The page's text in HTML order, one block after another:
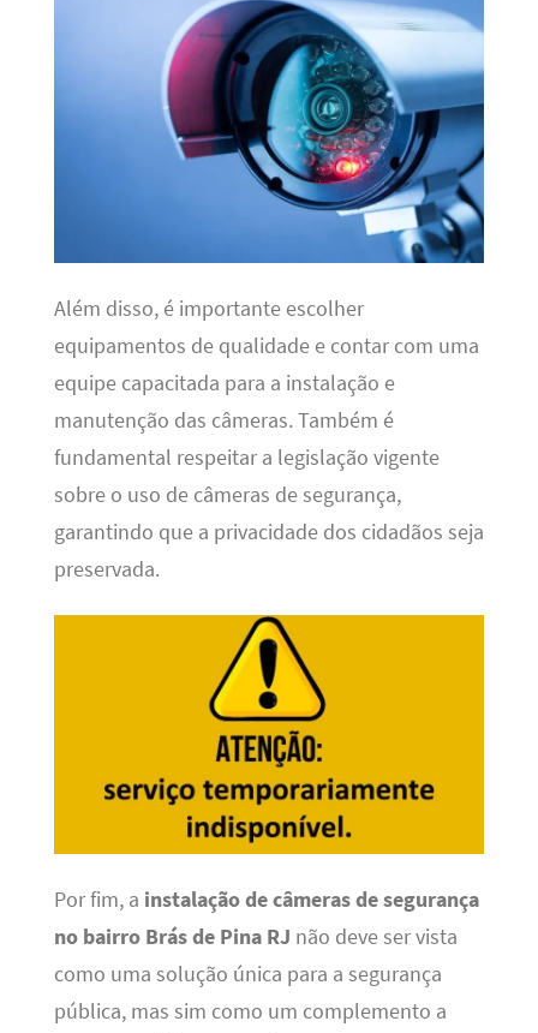
Além disso, é importante escolher
equipamentos de qualidade e contar com uma
equipe capacitada para a instalação e
manutenção das câmeras. Também é
fundamental respeitar a legislação vigente
sobre o uso de câmeras de segurança,
garantindo que a privacidade dos cidadãos seja
preservada.
Por fim, a instalação de câmeras de segurança
no bairro Brás de Pina RJ não deve ser vista
como uma solução única para a segurança
pública, mas sim como um complemento a